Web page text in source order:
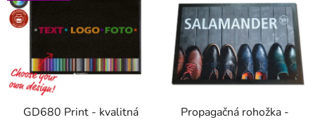
GD680 Print - kvalitná
Propagačná rohožka -